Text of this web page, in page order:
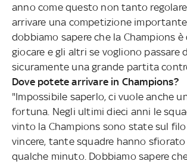
anno come questo non tanto
arrivare una competizione
dobbiamo sapere che la Champions è
giocare e gli altri se vogliono passare
sicuramente una grande partita
Dove potete arrivare in Champions?
"Impossibile saperlo, ci vuole anche
fortuna. Negli ultimi dieci anni le
vinto la Champions sono state sul
vincere, tante squadre hanno
qualche minuto. Dobbiamo sapere